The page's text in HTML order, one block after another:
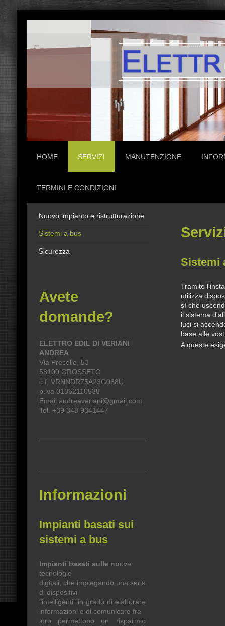
HOME SERVIZI MANUTENZIONE
TERMINI E CONDIZIONI
Sistemi
Tramite
utilizza
sì che
il sistema
luci si
base alle
A queste
Nuovo impianto e ristrutturazione
Sistemi a bus
Sicurezza
Avete
domande?
ELETTRO EDIL DI VERIANI
ANDREA
Via Preselle, 53
58100 GROSSETO
c.f. VRNNDR75A23G088U
p.iva 01352110538
Email andreaveriani@gmail.com
Tel. +39 348 9341447
Informazioni
Impianti basati sui
sistemi a bus
Impianti basati sulle nuove
tecnologie
digitali, che impiegando una serie
di dispositivi
"intelligenti" in grado di elaborare
informazioni e di comunicare fra
loro permettono un risparmio